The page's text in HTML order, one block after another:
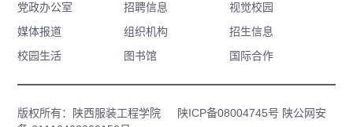
党政办公室
招聘信息
视觉校园
媒体报道
组织机构
招生信息
校园生活
图书馆 国际合作
版权所有：陕西服装工程学院 陕ICP备08004745号 陕公网安